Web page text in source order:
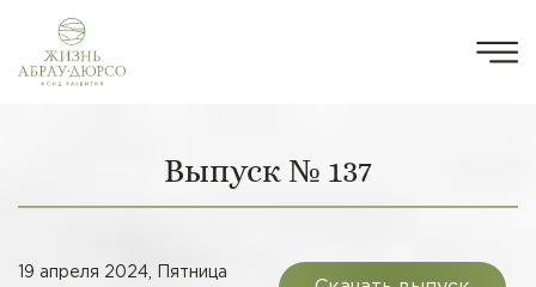
Выпуск № 137
19 апреля 2024, Пятница